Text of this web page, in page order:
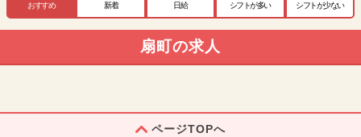
おすすめ 新着 日給 シフトが多い シフトが少ない
扇町の求人
ページTOPへ